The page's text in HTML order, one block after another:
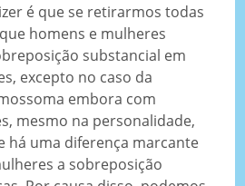
é que se retirarmos todas
homens e mulheres
substancial em
excepto no caso da
embora com
mesmo na personalidade,
há uma diferença marcante
a sobreposição